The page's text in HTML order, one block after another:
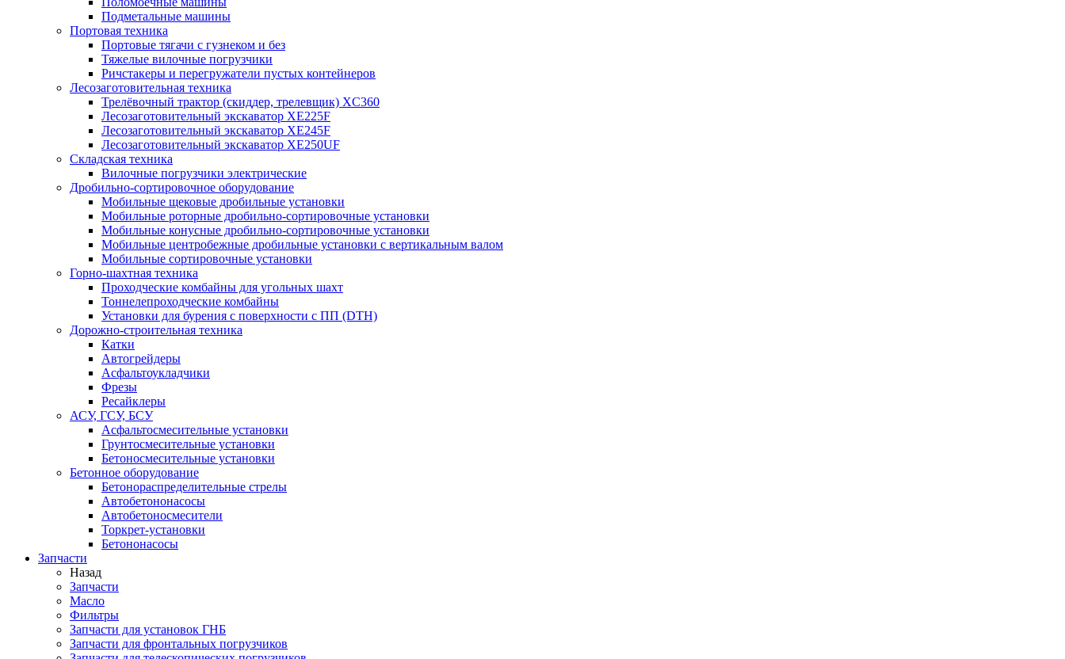
Подметальные машины
Портовая техника
Портовые тягачи с гузнеком и без
Тяжелые вилочные погрузчики
Ричстакеры и перегружатели пустых контейнеров
Лесозаготовительная техника
Трелёвочный трактор (скиддер, трелевщик) XC360
Лесозаготовительный экскаватор XE225F
Лесозаготовительный экскаватор XE245F
Лесозаготовительный экскаватор XE250UF
Складская техника
Вилочные погрузчики электрические
Дробильно-сортировочное оборудование
Мобильные щековые дробильные установки
Мобильные роторные дробильно-сортировочные установки
Мобильные конусные дробильно-сортировочные установки
Мобильные центробежные дробильные установки с вертикальным валом
Мобильные сортировочные установки
Горно-шахтная техника
Проходческие комбайны для угольных шахт
Тоннелепроходческие комбайны
Установки для бурения с поверхности с ПП (DTH)
Дорожно-строительная техника
Катки
Автогрейдеры
Асфальтоукладчики
Фрезы
Ресайклеры
АСУ, ГСУ, БСУ
Асфальтосмесительные установки
Грунтосмесительные установки
Бетоносмесительные установки
Бетонное оборудование
Бетонораспределительные стрелы
Автобетононасосы
Автобетоносмесители
Торкрет-установки
Бетононасосы
Запчасти
Назад
Запчасти
Масло
Фильтры
Запчасти для установок ГНБ
Запчасти для фронтальных погрузчиков